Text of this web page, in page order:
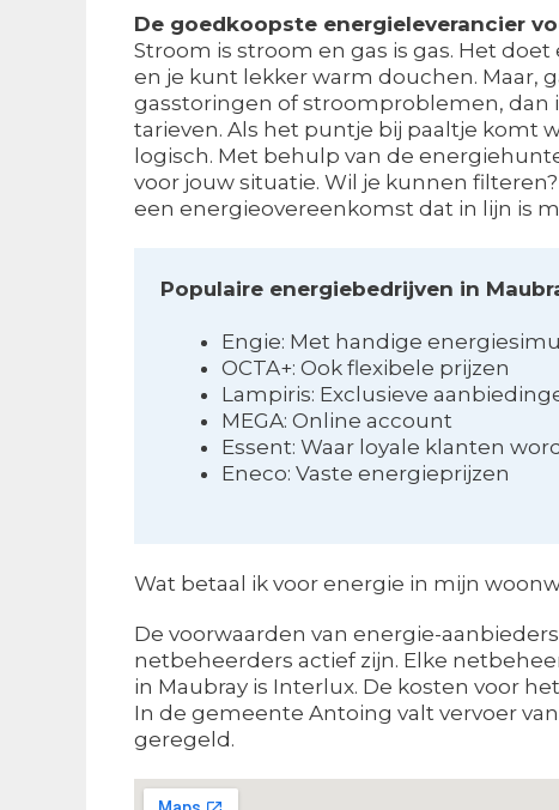
De goedkoopste energieleverancier
Stroom is stroom en gas is gas. Het
en je kunt lekker warm douchen. Maar,
gasstoringen of stroomproblemen, dan
tarieven. Als het puntje bij paaltje komt
logisch. Met behulp van de
voor jouw situatie. Wil je kunnen
een energieovereenkomst dat in lijn is
Populaire energiebedrijven in
Engie: Met handige
OCTA+: Ook flexibele prijzen
Lampiris: Exclusieve
MEGA: Online account
Essent: Waar loyale klanten
Eneco: Vaste energieprijzen
Wat betaal ik voor energie in mijn
De voorwaarden van energie-
netbeheerders actief zijn. Elke
in Maubray is Interlux. De kosten voor
In de gemeente Antoing valt vervoer
geregeld.